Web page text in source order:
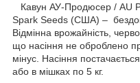
Кавун АУ-Продюсер / AU
Spark Seeds (США) –
Відмінна врожайність,
що насіння не оброблено
мінус. Насіння
або в мішках по 5 кг.